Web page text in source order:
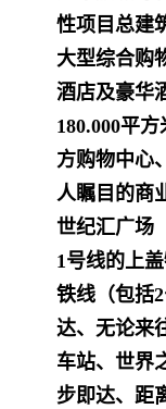
性项目总建
大型综合购
酒店及豪华
180.000平
方购物中心
人瞩目的商
世纪汇广场
1号线的上
铁线（包括
达、无论来
车站、世界
步即达、距